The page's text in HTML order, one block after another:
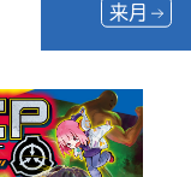
来月